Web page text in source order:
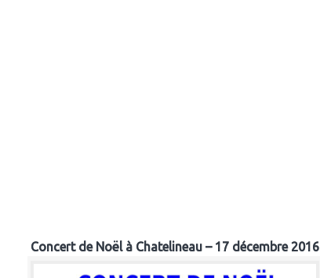
Concert de Noël à Chatelineau – 17 décembre 2016